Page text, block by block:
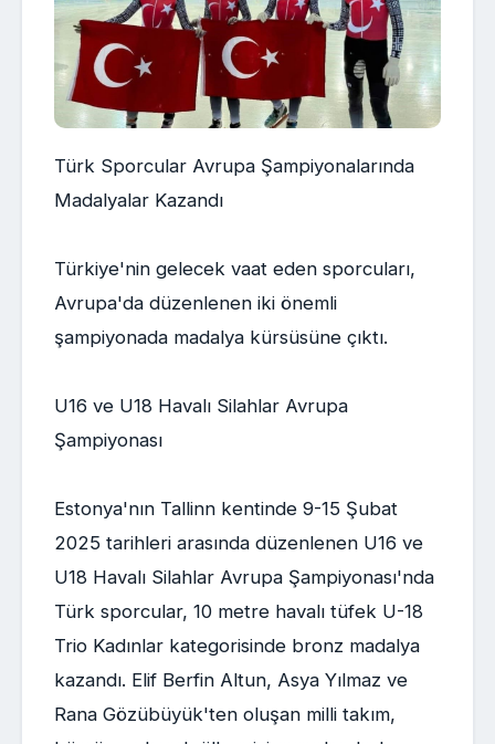
Türk Sporcular Avrupa Şampiyonalarında
Madalyalar Kazandı
Türkiye'nin gelecek vaat eden sporcuları,
Avrupa'da düzenlenen iki önemli
şampiyonada madalya kürsüsüne çıktı.
U16 ve U18 Havalı Silahlar Avrupa
Şampiyonası
Estonya'nın Tallinn kentinde 9-15 Şubat
2025 tarihleri arasında düzenlenen U16 ve
U18 Havalı Silahlar Avrupa Şampiyonası'nda
Türk sporcular, 10 metre havalı tüfek U-18
Trio Kadınlar kategorisinde bronz madalya
kazandı. Elif Berfin Altun, Asya Yılmaz ve
Rana Gözübüyük'ten oluşan milli takım,